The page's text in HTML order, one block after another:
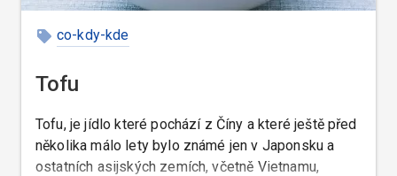
co-kdy-kde
Tofu
Tofu, je jídlo které pochází z Číny a které ještě před
několika málo lety bylo známé jen v Japonsku a
ostatních asijských zemích, včetně Vietnamu,